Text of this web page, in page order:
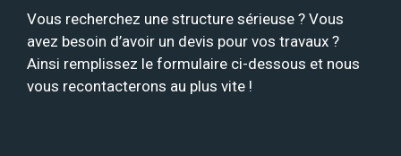
Vous recherchez une structure sérieuse ? Vous
avez besoin d’avoir un devis pour vos travaux ?
Ainsi remplissez le formulaire ci-dessous et nous
vous recontacterons au plus vite !